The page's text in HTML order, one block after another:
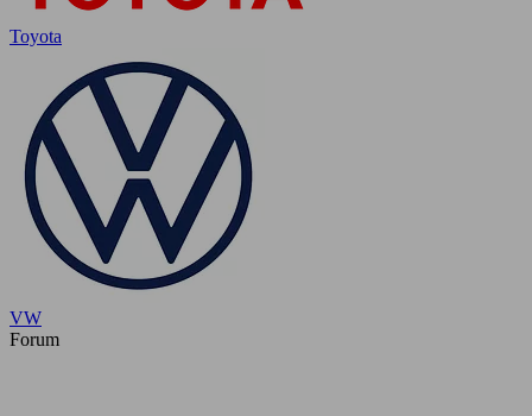
Toyota
VW
Forum